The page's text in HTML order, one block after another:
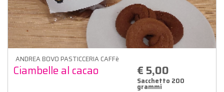
ANDREA BOVO PASTICCERIA CAFFè
Ciambelle al cacao € 5,00
Sacchetto 200
grammi